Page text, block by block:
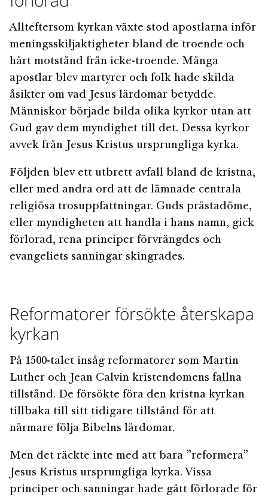
Allteftersom kyrkan växte stod apostlarna inför
meningsskiljaktigheter bland de troende och
hårt motstånd från icke-troende. Många
apostlar blev martyrer och folk hade skilda
åsikter om vad Jesus lärdomar betydde.
Människor började bilda olika kyrkor utan att
Gud gav dem myndighet till det. Dessa kyrkor
avvek från Jesus Kristus ursprungliga kyrka.
Följden blev ett utbrett avfall bland de kristna,
eller med andra ord att de lämnade centrala
religiösa trosuppfattningar. Guds prästadöme,
eller myndigheten att handla i hans namn, gick
förlorad, rena principer förvrängdes och
evangeliets sanningar skingrades.
Reformatorer försökte återskapa
kyrkan
På 1500-talet insåg reformatorer som Martin
Luther och Jean Calvin kristendomens fallna
tillstånd. De försökte föra den kristna kyrkan
tillbaka till sitt tidigare tillstånd för att
närmare följa Bibelns lärdomar.
Men det räckte inte med att bara ”reformera”
Jesus Kristus ursprungliga kyrka. Vissa
principer och sanningar hade gått förlorade för